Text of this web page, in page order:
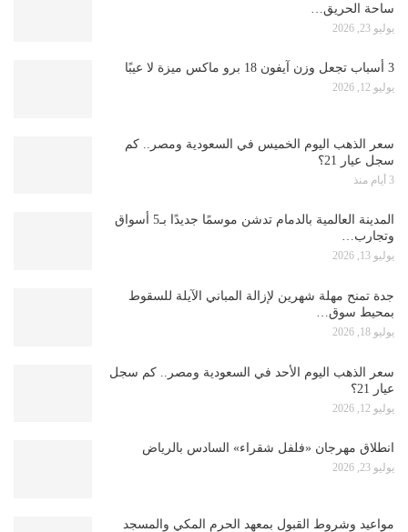
ساحة الحريق…
يوليو 23, 2026
3 أسباب تجعل وزن آيفون 18 برو ماكس ميزة لا عيبًا
يوليو 12, 2026
سعر الذهب اليوم الخميس في السعودية ومصر.. كم
سجل عيار 21؟
3 أيام منذ
المدينة العالمية بالدمام تدشن موسمًا جديدًا بـ5 أسواق
وتجارب…
يوليو 13, 2026
جدة تمنح مهلة شهرين لإزالة المباني الآيلة للسقوط
بمحيط سوق…
يوليو 18, 2026
سعر الذهب اليوم الأحد في السعودية ومصر.. كم سجل
عيار 21؟
يوليو 12, 2026
انطلاق مهرجان «فلفل شقراء» السادس بالرياض
يوليو 23, 2026
مواعيد وشروط القبول بمعهد الحرم المكي والمسجد